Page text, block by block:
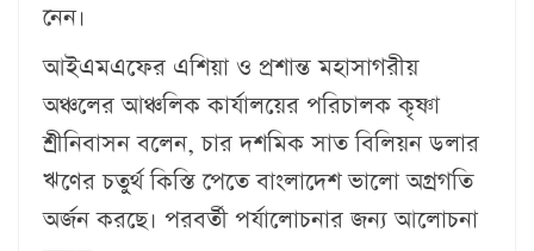
নেন।
আইএমএফের এশিয়া ও প্রশান্ত মহাসাগরীয়
অঞ্চলের আঞ্চলিক কার্যালয়ের পরিচালক কৃষ্ণা
শ্রীনিবাসন বলেন, চার দশমিক সাত বিলিয়ন ডলার
ঋণের চতুর্থ কিস্তি পেতে বাংলাদেশ ভালো অগ্রগতি
অর্জন করছে। পরবর্তী পর্যালোচনার জন্য আলোচনা